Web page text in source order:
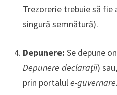
Trezorerie trebuie să
singură semnătură).
Depunere: Se depune
Depunere declarații)
prin portalule-